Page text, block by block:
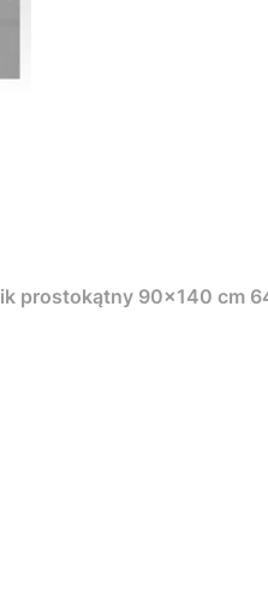
prostokątny 90x140 cm